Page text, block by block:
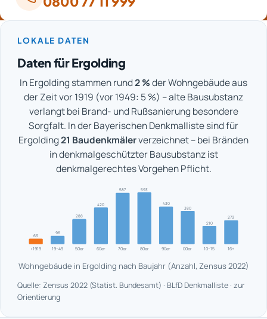
LOKALE DATEN
Daten für Ergolding
In Ergolding stammen rund2 %der Wohngebäude aus
der Zeit vor 1919 (vor 1949: 5 %) – alte Bausubstanz
verlangt bei Brand- und Rußsanierung besondere
Sorgfalt. In der Bayerischen Denkmalliste sind für
Ergolding21 Baudenkmälerverzeichnet – bei Bränden
in denkmalgeschützter Bausubstanz ist
denkmalgerechtes Vorgehen Pflicht.
<1919
63
19–49
96
50er
288
60er
420
70er
587
80er
593
90er
430
00er
380
10–15
210
16+
273
Wohngebäude in Ergolding nach Baujahr (Anzahl, Zensus 2022)
Quelle: Zensus 2022 (Statist. Bundesamt) · BLfD Denkmalliste · zur
Orientierung